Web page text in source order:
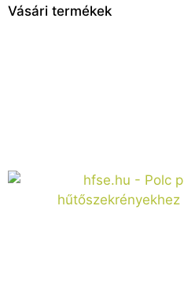
Vásári termékek